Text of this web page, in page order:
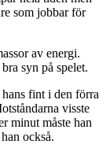
som jobbar för
av energi.
syn på spelet.
fint i den förra
visste
minut måste han
också.